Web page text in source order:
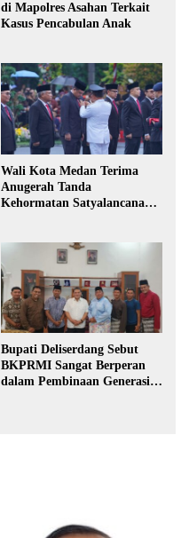
di Mapolres Asahan Terkait
Kasus Pencabulan Anak
Wali Kota Medan Terima
Anugerah Tanda
Kehormatan Satyalancana
Bupati Deliserdang Sebut
BKPRMI Sangat Berperan
dalam Pembinaan Generasi